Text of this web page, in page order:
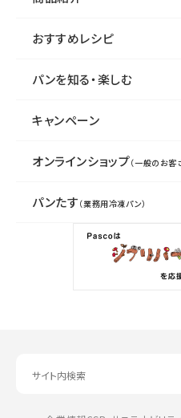
おすすめレシピ
パンを知る・楽しむ
キャンペーン
オンラインショップ（一般のお客
パンたす （業務用冷凍パン）